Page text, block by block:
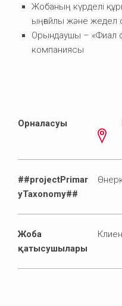
Жобаның күрделі
ыңғайлы және жедел
Орындаушы –
компаниясы
Орналасуы
##projectPrimar
yTaxonomy##
Жоба
қатысушылары